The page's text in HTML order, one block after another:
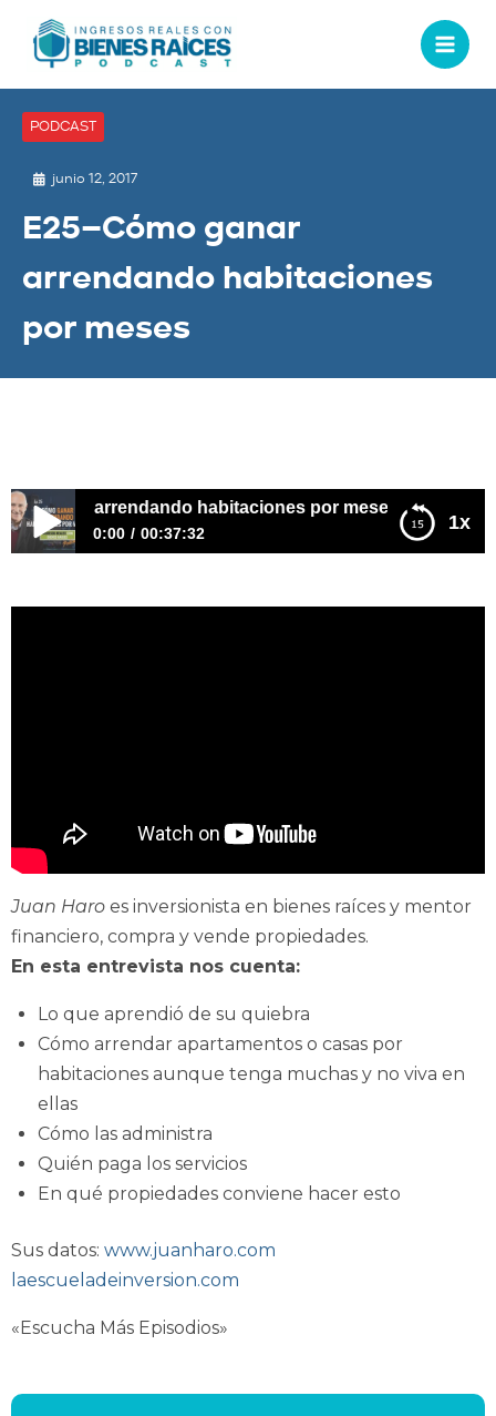
PODCAST
junio 12, 2017
E25–Cómo ganar
arrendando habitaciones
por meses
1x
ganar arrendando habitaciones por meses
0:00 00:37:32
Juan Haro es inversionista en bienes raíces y mentor
financiero, compra y vende propiedades.
En esta entrevista nos cuenta:
Lo que aprendió de su quiebra
Cómo arrendar apartamentos o casas por
habitaciones aunque tenga muchas y no viva en
ellas
Cómo las administra
Quién paga los servicios
En qué propiedades conviene hacer esto
Sus datos: www.juanharo.com
laescueladeinversion.com
«Escucha Más Episodios»